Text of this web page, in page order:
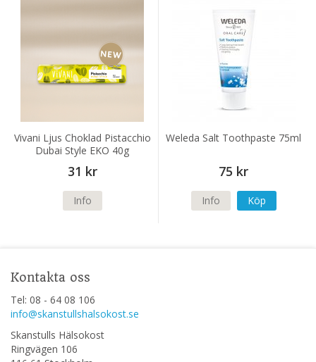
Vivani Ljus Choklad Pistacchio
Dubai Style EKO 40g
31 kr
Info
Weleda Salt Toothpaste 75ml
75 kr
Info Köp
Kontakta oss
Tel: 08 - 64 08 106
info@skanstullshalsokost.se
Skanstulls Hälsokost
Ringvägen 106